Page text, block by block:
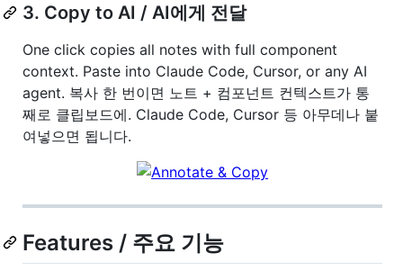
3. Copy to AI / AI에게 전달
One click copies all notes with full component
context. Paste into Claude Code, Cursor, or any AI
agent. 복사 한 번이면 노트 + 컴포넌트 컨텍스트가 통
째로 클립보드에. Claude Code, Cursor 등 아무데나 붙
여넣으면 됩니다.
Features / 주요 기능